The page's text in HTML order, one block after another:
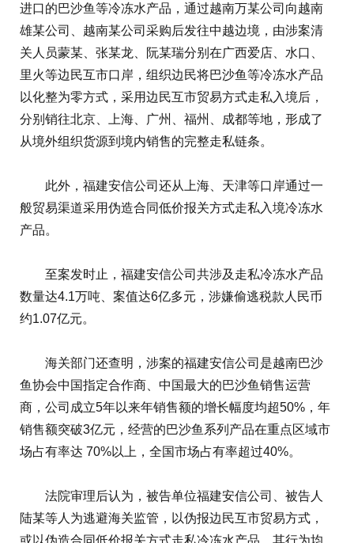
进口的巴沙鱼等冷冻水产品，通过越南万某公司向越南
雄某公司、越南某公司采购后发往中越边境，由涉案清
关人员蒙某、张某龙、阮某瑞分别在广西爱店、水口、
里火等边民互市口岸，组织边民将巴沙鱼等冷冻水产品
以化整为零方式，采用边民互市贸易方式走私入境后，
分别销往北京、上海、广州、福州、成都等地，形成了
从境外组织货源到境内销售的完整走私链条。
此外，福建安信公司还从上海、天津等口岸通过一
般贸易渠道采用伪造合同低价报关方式走私入境冷冻水
产品。
至案发时止，福建安信公司共涉及走私冷冻水产品
数量达4.1万吨、案值达6亿多元，涉嫌偷逃税款人民币
约1.07亿元。
海关部门还查明，涉案的福建安信公司是越南巴沙
鱼协会中国指定合作商、中国最大的巴沙鱼销售运营
商，公司成立5年以来年销售额的增长幅度均超50%，年
销售额突破3亿元，经营的巴沙鱼系列产品在重点区域市
场占有率达 70%以上，全国市场占有率超过40%。
法院审理后认为，被告单位福建安信公司、被告人
陆某等人为逃避海关监管，以伪报边民互市贸易方式，
或以伪造合同低价报关方式走私冷冻水产品，其行为均